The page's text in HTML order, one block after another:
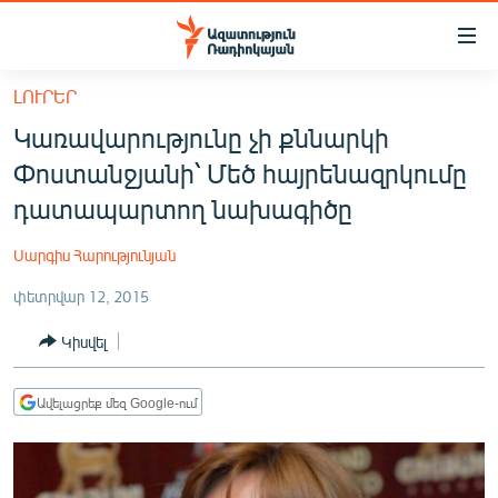
Մատչելիության
հիմնական
բովանդակությանը
Անցնել
հիմնական
մենյուին
ՀԱՅԱՍՏԱՆ
ՔԱՂԱՔԱԿԱՆ
ՏՆՏԵՍՈՒԹՅՈՒՆ
ՂԱՐԱԲԱՂ
ՏԱՐԱԾԱՇՐՋԱՆ
ԼՈՒՐԵՐ
Կառավարությունը չի քննարկի
Փոստանջյանի՝ Մեծ հայրենազրկումը
դատապարտող նախագիծը
Սարգիս Հարությունյան
փետրվար 12, 2015
Կիսվել
Ավելացրեք մեզ Google-ում